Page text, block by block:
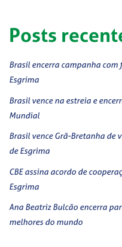
Posts
Brasil encerra campanha
Esgrima
Brasil vence na estreia e
Mundial
Brasil vence Grã-Bretanha de
de Esgrima
CBE assina acordo de
Esgrima
Ana Beatriz Bulcão encerra
melhores do mundo